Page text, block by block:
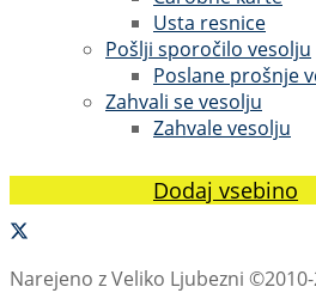
Usta resnice
Pošlji sporočilo vesolju
Poslane prošnje
Zahvali se vesolju
Zahvale vesolju
Dodaj vsebino
Narejeno z Veliko Ljubezni